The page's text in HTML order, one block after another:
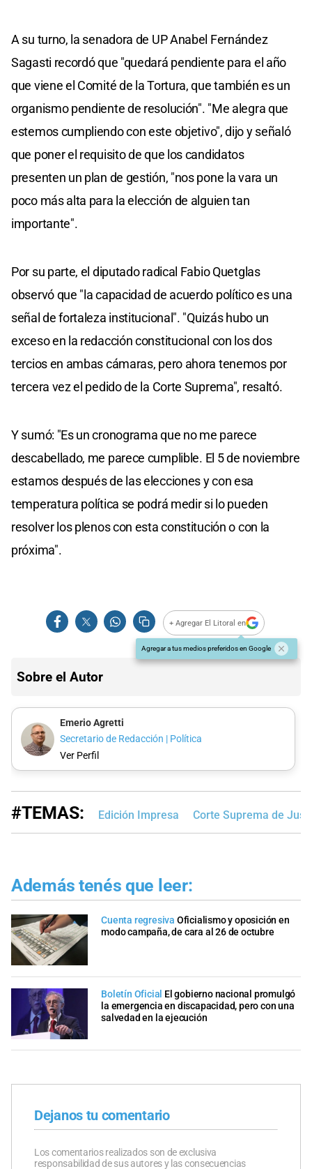
A su turno, la senadora de UP Anabel Fernández
Sagasti recordó que "quedará pendiente para el año
que viene el Comité de la Tortura, que también es un
organismo pendiente de resolución". "Me alegra que
estemos cumpliendo con este objetivo", dijo y señaló
que poner el requisito de que los candidatos
presenten un plan de gestión, "nos pone la vara un
poco más alta para la elección de alguien tan
importante".
Por su parte, el diputado radical Fabio Quetglas
observó que "la capacidad de acuerdo político es una
señal de fortaleza institucional". "Quizás hubo un
exceso en la redacción constitucional con los dos
tercios en ambas cámaras, pero ahora tenemos por
tercera vez el pedido de la Corte Suprema", resaltó.
Y sumó: "Es un cronograma que no me parece
descabellado, me parece cumplible. El 5 de noviembre
estamos después de las elecciones y con esa
temperatura política se podrá medir si lo pueden
resolver los plenos con esta constitución o con la
próxima".
+ Agregar El Litoral en
Agregar a tus medios preferidos en Google
Sobre el Autor
Emerio Agretti
Secretario de Redacción | Política
Ver Perfil
#TEMAS: Edición Impresa Corte Suprema de
Además tenés que leer:
Cuenta regresiva Oficialismo y oposición en
modo campaña, de cara al 26 de octubre
Boletín Oficial El gobierno nacional promulgó
la emergencia en discapacidad, pero con una
salvedad en la ejecución
Dejanos tu comentario
Los comentarios realizados son de exclusiva
responsabilidad de sus autores y las consecuencias